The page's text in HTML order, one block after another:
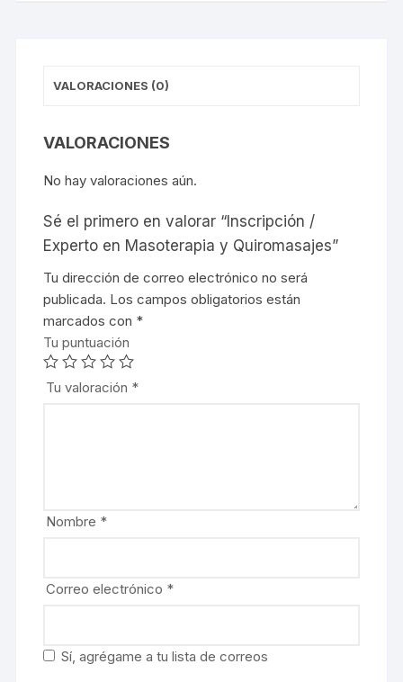
VALORACIONES (0)
VALORACIONES
No hay valoraciones aún.
Sé el primero en valorar “Inscripción /
Experto en Masoterapia y Quiromasajes”
Tu dirección de correo electrónico no será
publicada. Los campos obligatorios están
marcados con *
Tu puntuación
Tu valoración *
Nombre *
Correo electrónico *
Sí, agrégame a tu lista de correos